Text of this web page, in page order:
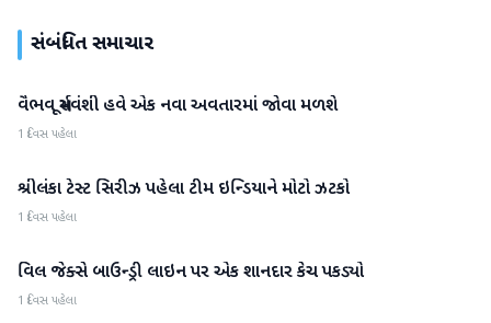
સંબંધિત સમાચાર
રમતગમત
વૈભવ સૂર્યવંશી હવે એક નવા અવતારમાં જોવા મળશે
1 દિવસ પહેલા
રમતગમત
શ્રીલંકા ટેસ્ટ સિરીઝ પહેલા ટીમ ઇન્ડિયાને મોટો ઝટકો
1 દિવસ પહેલા
રમતગમત
વિલ જેક્સે બાઉન્ડ્રી લાઇન પર એક શાનદાર કેચ પકડ્યો
1 દિવસ પહેલા